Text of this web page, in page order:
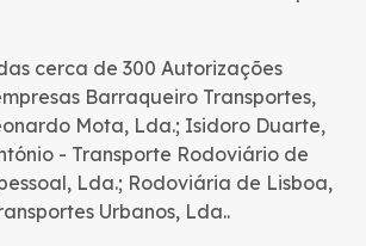
cerca de 300 Autorizações
Barraqueiro Transportes,
Mota, Lda.; Isidoro Duarte,
- Transporte Rodoviário de
Lda.; Rodoviária de Lisboa,
Urbanos, Lda..